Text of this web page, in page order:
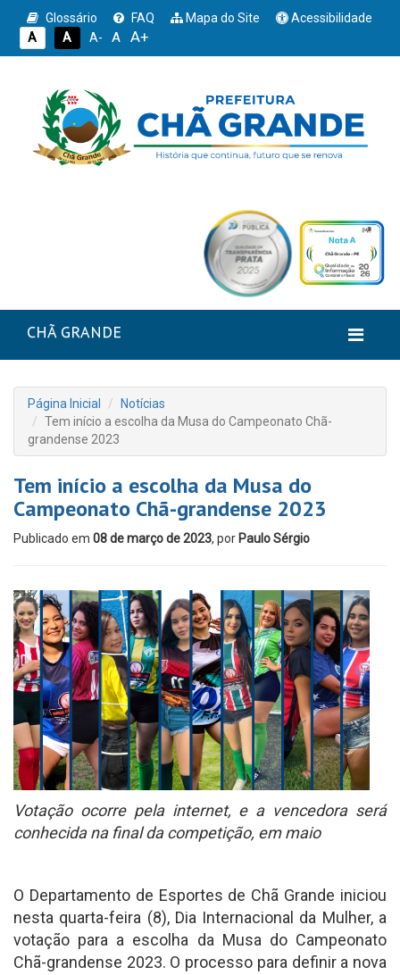
Glossário FAQ Mapa do Site
Acessibilidade
A
A A- A A+
CHÃ GRANDE
Página Inicial
Notícias
Tem início a escolha da Musa do Campeonato Chã-
grandense 2023
Tem início a escolha da Musa do
Campeonato Chã-grandense 2023
Publicado em 08 de março de 2023, por Paulo Sérgio
Votação ocorre pela internet, e a vencedora será
conhecida na final da competição, em maio
O Departamento de Esportes de Chã Grande iniciou
nesta quarta-feira (8), Dia Internacional da Mulher, a
votação para a escolha da Musa do Campeonato
Chã-grandense 2023. O processo para definir a nova